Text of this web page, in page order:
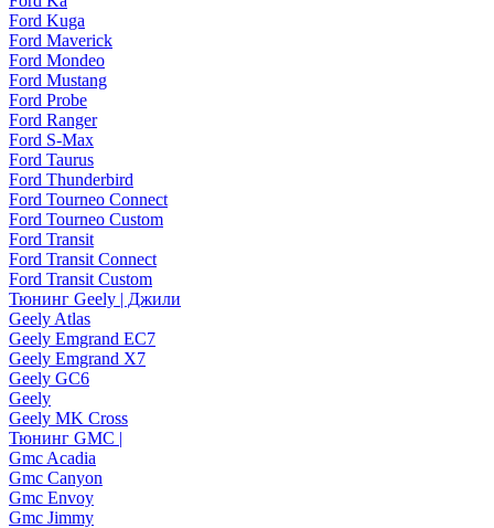
Ford Kuga
Ford Maverick
Ford Mondeo
Ford Mustang
Ford Probe
Ford Ranger
Ford S-Max
Ford Taurus
Ford Thunderbird
Ford Tourneo Connect
Ford Tourneo Custom
Ford Transit
Ford Transit Connect
Ford Transit Custom
Тюнинг Geely | Джили
Geely Atlas
Geely Emgrand EC7
Geely Emgrand X7
Geely GC6
Geely
Geely MK Cross
Тюнинг GMC |
Gmc Acadia
Gmc Canyon
Gmc Envoy
Gmc Jimmy